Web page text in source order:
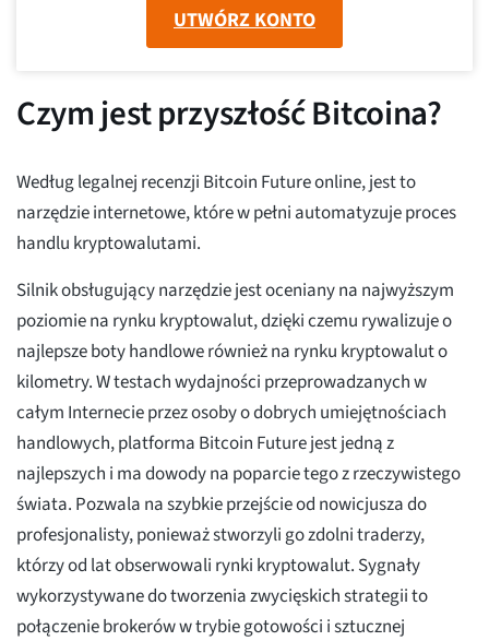
UTWÓRZ KONTO
Czym jest przyszłość Bitcoina?
Według legalnej recenzji Bitcoin Future online, jest to
narzędzie internetowe, które w pełni automatyzuje proces
handlu kryptowalutami.
Silnik obsługujący narzędzie jest oceniany na najwyższym
poziomie na rynku kryptowalut, dzięki czemu rywalizuje o
najlepsze boty handlowe również na rynku kryptowalut o
kilometry. W testach wydajności przeprowadzanych w
całym Internecie przez osoby o dobrych umiejętnościach
handlowych, platforma Bitcoin Future jest jedną z
najlepszych i ma dowody na poparcie tego z rzeczywistego
świata. Pozwala na szybkie przejście od nowicjusza do
profesjonalisty, ponieważ stworzyli go zdolni traderzy,
którzy od lat obserwowali rynki kryptowalut. Sygnały
wykorzystywane do tworzenia zwycięskich strategii to
połączenie brokerów w trybie gotowości i sztucznej